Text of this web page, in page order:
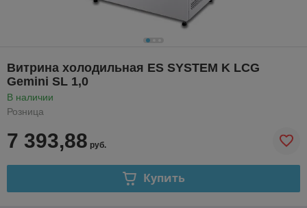
Витрина холодильная ES SYSTEM K LCG
Gemini SL 1,0
В наличии
Розница
7 393,88 руб.
Купить